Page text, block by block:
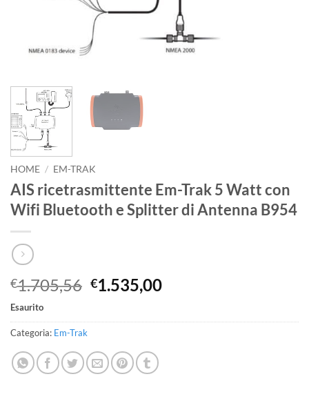
HOME / EM-TRAK
AIS ricetrasmittente Em-Trak 5 Watt con
Wifi Bluetooth e Splitter di Antenna B954
€1.705,56 Il
prezzo
originale
€1.705,56.
€1.535,00Il
attuale
Esaurito
Categoria: Em-Trak